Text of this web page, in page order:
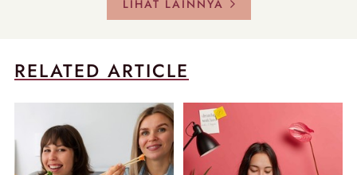
LIHAT LAINNYA
RELATED ARTICLE